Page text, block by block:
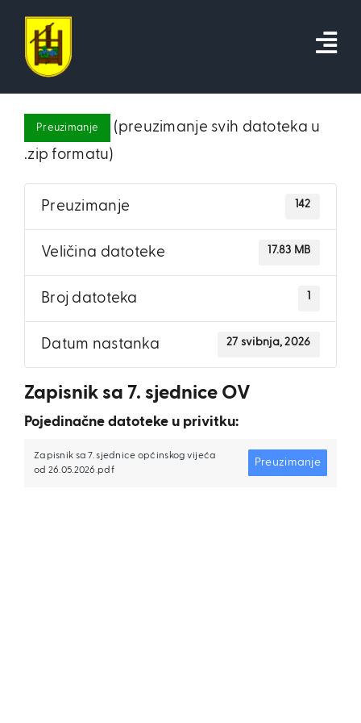
content
Preuzimanje
(preuzimanje svih datoteka u
.zip formatu)
Preuzimanje 142
Veličina datoteke 17.83 MB
Broj datoteka 1
Datum nastanka 27 svibnja, 2026
Zapisnik sa 7. sjednice OV
Pojedinačne datoteke u privitku:
Zapisnik sa 7. sjednice općinskog vijeća
od 26.05.2026.pdf
Preuzimanje